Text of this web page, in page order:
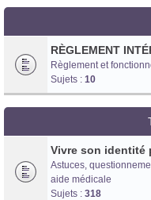
Trans District
Forum d'information sur les
RÈGLEMENT
Règlement et
Sujets : 10
Vivre son identité
Astuces,
aide médicale
Sujets : 318